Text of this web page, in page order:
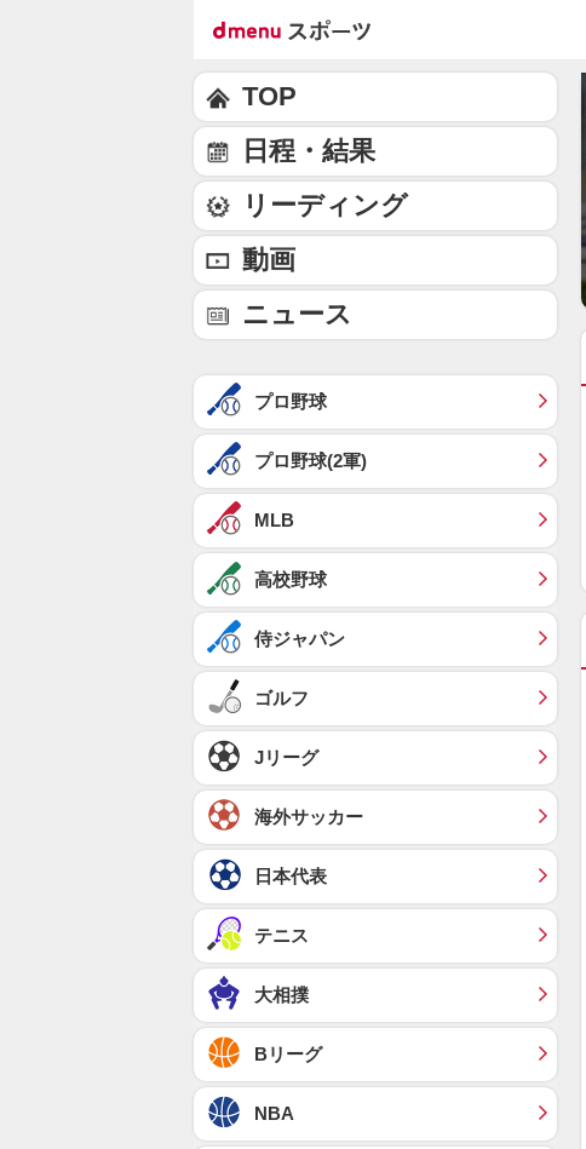
TOP
日程・結果
リーディング
動画
ニュース
プロ野球
プロ野球(2軍)
MLB
高校野球
侍ジャパン
ゴルフ
Jリーグ
海外サッカー
日本代表
テニス
大相撲
Bリーグ
NBA